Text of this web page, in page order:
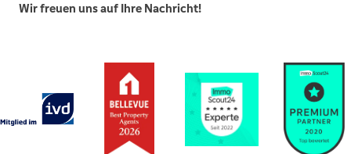
Wir freuen uns auf Ihre Nachricht!